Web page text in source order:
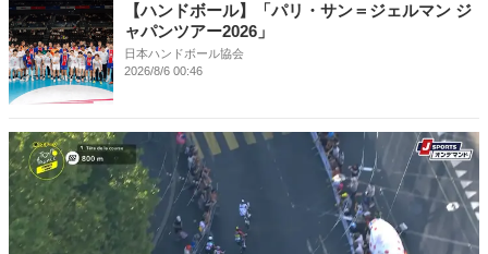
【ハンドボール】「パリ・サン＝ジェルマン ジ
ャパンツアー2026」
日本ハンドボール協会
2026/8/6 00:46